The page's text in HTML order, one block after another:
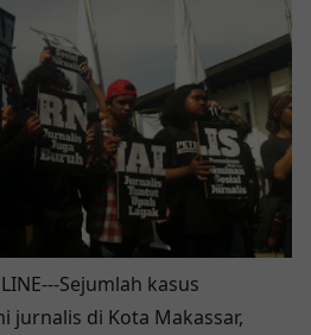
Sejumlah kasus
jurnalis di Kota Makassar,